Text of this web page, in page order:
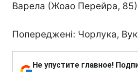
Варела (Жоао Перейра, 85)
Попереджені: Чорлука,
Не упустите главное!